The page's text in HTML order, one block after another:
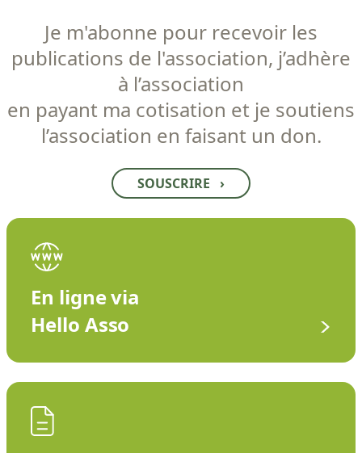
Je m'abonne pour recevoir les
publications de l'association, j’adhère
à l’association
en payant ma cotisation et je soutiens
l’association en faisant un don.
SOUSCRIRE ›
En ligne via
Hello Asso